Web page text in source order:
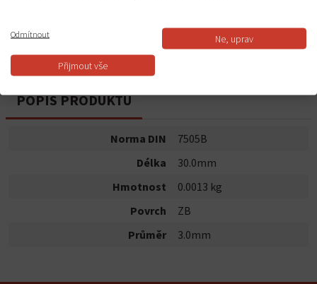
Dostupnost:Skladem
POPIS PRODUKTU
Norma DIN
7505B
Délka
30.0mm
Hmotnost
0.0013 kg
Povrch
ZB
Průměr
3.0mm
Odmítnout Ne, uprav
Přijmout vše